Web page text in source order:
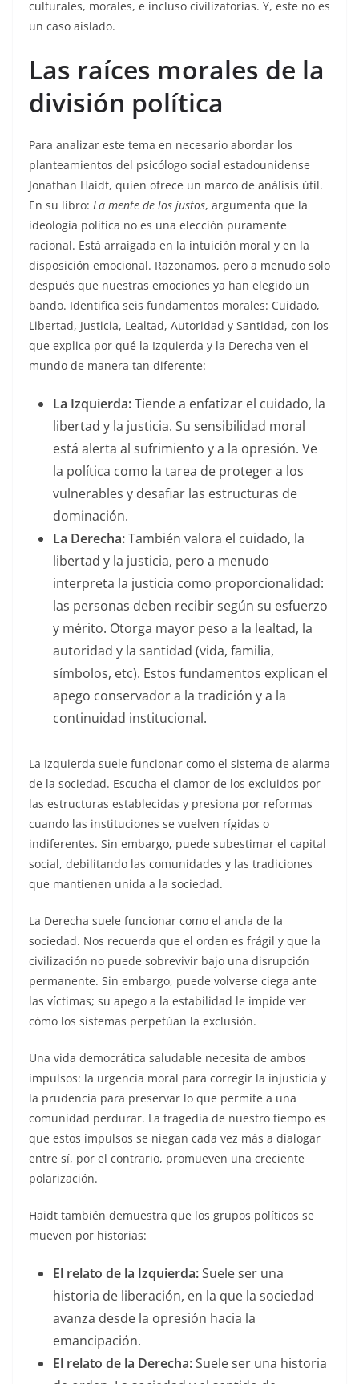
culturales, morales, e incluso civilizatorias. Y, este no es
un caso aislado.
Las raíces morales de la
división política
Para analizar este tema en necesario abordar los
planteamientos del psicólogo social estadounidense
Jonathan Haidt, quien ofrece un marco de análisis útil.
En su libro: La mente de los justos, argumenta que la
ideología política no es una elección puramente
racional. Está arraigada en la intuición moral y en la
disposición emocional. Razonamos, pero a menudo solo
después que nuestras emociones ya han elegido un
bando. Identifica seis fundamentos morales: Cuidado,
Libertad, Justicia, Lealtad, Autoridad y Santidad, con los
que explica por qué la Izquierda y la Derecha ven el
mundo de manera tan diferente:
La Izquierda:Tiende a enfatizar el cuidado, la
libertad y la justicia. Su sensibilidad moral
está alerta al sufrimiento y a la opresión. Ve
la política como la tarea de proteger a los
vulnerables y desafiar las estructuras de
dominación.
La Derecha:También valora el cuidado, la
libertad y la justicia, pero a menudo
interpreta la justicia como proporcionalidad:
las personas deben recibir según su esfuerzo
y mérito. Otorga mayor peso a la lealtad, la
autoridad y la santidad (vida, familia,
símbolos, etc). Estos fundamentos explican el
apego conservador a la tradición y a la
continuidad institucional.
La Izquierda suele funcionar como el sistema de alarma
de la sociedad. Escucha el clamor de los excluidos por
las estructuras establecidas y presiona por reformas
cuando las instituciones se vuelven rígidas o
indiferentes. Sin embargo, puede subestimar el capital
social, debilitando las comunidades y las tradiciones
que mantienen unida a la sociedad.
La Derecha suele funcionar como el ancla de la
sociedad. Nos recuerda que el orden es frágil y que la
civilización no puede sobrevivir bajo una disrupción
permanente. Sin embargo, puede volverse ciega ante
las víctimas; su apego a la estabilidad le impide ver
cómo los sistemas perpetúan la exclusión.
Una vida democrática saludable necesita de ambos
impulsos: la urgencia moral para corregir la injusticia y
la prudencia para preservar lo que permite a una
comunidad perdurar. La tragedia de nuestro tiempo es
que estos impulsos se niegan cada vez más a dialogar
entre sí, por el contrario, promueven una creciente
polarización.
Haidt también demuestra que los grupos políticos se
mueven por historias:
El relato de la Izquierda:Suele ser una
historia de liberación, en la que la sociedad
avanza desde la opresión hacia la
emancipación.
El relato de la Derecha:Suele ser una historia